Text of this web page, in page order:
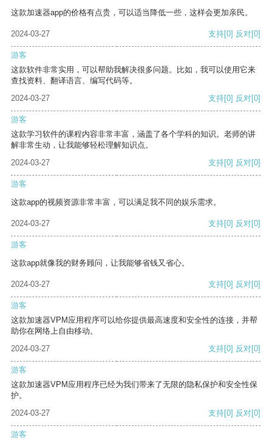
这款加速器app的价格有点贵，可以适当降低一些，这样会更加亲民。
2024-03-27 支持[0] 反对[0]
游客
这款软件非常实用，可以帮助我解决很多问题。比如，我可以使用它来
查找资料、翻译语言、编写代码等。
2024-03-27
支持[0] 反对[0]
游客
这款学习软件的课程内容非常丰富，涵盖了各个学科的知识。老师的讲
解非常生动，让我能够轻松理解知识点。
2024-03-27
支持[0] 反对[0]
游客
这款app的视频资源非常丰富，可以满足我不同的娱乐需求。
2024-03-27 支持[0] 反对[0]
游客
这款app就像我的财务顾问，让我能够省钱又省心。
2024-03-27 支持[0] 反对[0]
游客
这款加速器VPM应用程序可以给你提供最高速度和安全性的连接，并帮
助你在网络上自由移动。
2024-03-27
支持[0] 反对[0]
游客
这款加速器VPM应用程序已经为我们带来了无限的隐私保护和安全性保
护。
2024-03-27
支持[0] 反对[0]
游客